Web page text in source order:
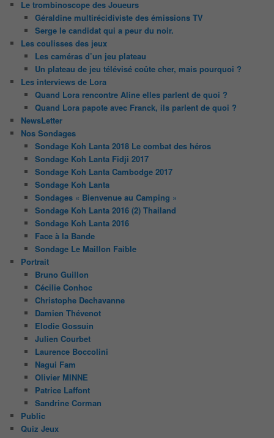
Le trombinoscope des Joueurs
Géraldine multirécidiviste des émissions TV
Serge le candidat qui a peur du noir.
Les coulisses des jeux
Les caméras d’un jeu plateau
Un plateau de jeu télévisé coûte cher, mais pourquoi ?
Les interviews de Lora
Quand Lora rencontre Aline elles parlent de quoi ?
Quand Lora papote avec Franck, ils parlent de quoi ?
NewsLetter
Nos Sondages
Sondage Koh Lanta 2018 Le combat des héros
Sondage Koh Lanta Fidji 2017
Sondage Koh Lanta Cambodge 2017
Sondage Koh Lanta
Sondages « Bienvenue au Camping »
Sondage Koh Lanta 2016 (2) Thailand
Sondage Koh Lanta 2016
Face à la Bande
Sondage Le Maillon Faible
Portrait
Bruno Guillon
Cécilie Conhoc
Christophe Dechavanne
Damien Thévenot
Elodie Gossuin
Julien Courbet
Laurence Boccolini
Nagui Fam
Olivier MINNE
Patrice Laffont
Sandrine Corman
Public
Quiz Jeux